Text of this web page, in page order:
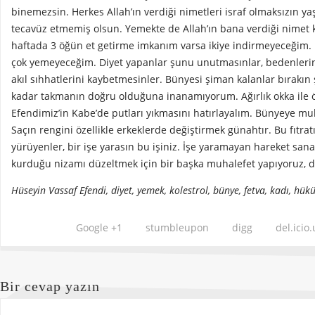
binemezsin. Herkes Allah’ın verdiği nimetleri israf olmaksızın
tecavüz etmemiş olsun. Yemekte de Allah’ın bana verdiği nimet
haftada 3 öğün et getirme imkanım varsa ikiye
çok yemeyeceğim. Diyet yapanlar şunu unutmasınlar,
akıl sıhhatlerini kaybetmesinler. Bünyesi şiman kalanlar
kadar takmanın doğru olduğuna inanamıyorum. Ağırlık okka
Efendimiz’in Kabe’de putları yıkmasını hatırlayalım. Bünyeye
Saçın rengini özellikle erkeklerde değiştirmek günahtır. Bu
yürüyenler, bir işe yarasın bu işiniz. İşe yaramayan hareket sana
kurduğu nizamı düzeltmek için bir başka muhalefet yapıyoruz,
Hüseyin Vassaf Efendi, diyet, yemek, kolestrol, bünye, fetva, kadı,
digg
stumbleupon
Google +1
Bir cevap yazın